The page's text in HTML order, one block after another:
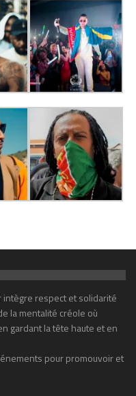
intègre respect et solidarité
la mentalité créole où
gardant la tête haute et en
pour promouvoir et